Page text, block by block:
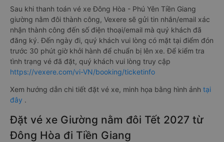
Sau khi thanh toán vé xe Đông Hòa - Phú Yên Tiền Giang
giường nằm đôi thành công, Vexere sẽ gửi tin nhắn/email xác
nhận thành công đến số điện thoại/email mà quý khách đã
đăng ký. Đến ngày đi, quý khách vui lòng có mặt tại điểm đón
trước 30 phút giờ khởi hành để chuẩn bị lên xe. Để kiểm tra
tình trạng vé đã đặt, quý khách vui lòng truy cập
https://vexere.com/vi-VN/booking/ticketinfo
Xem hướng dẫn chi tiết đặt vé xe, minh họa bằng hình ảnh tại
đây .
Đặt vé xe Giường nằm đôi Tết 2027 từ
Đông Hòa đi Tiền Giang